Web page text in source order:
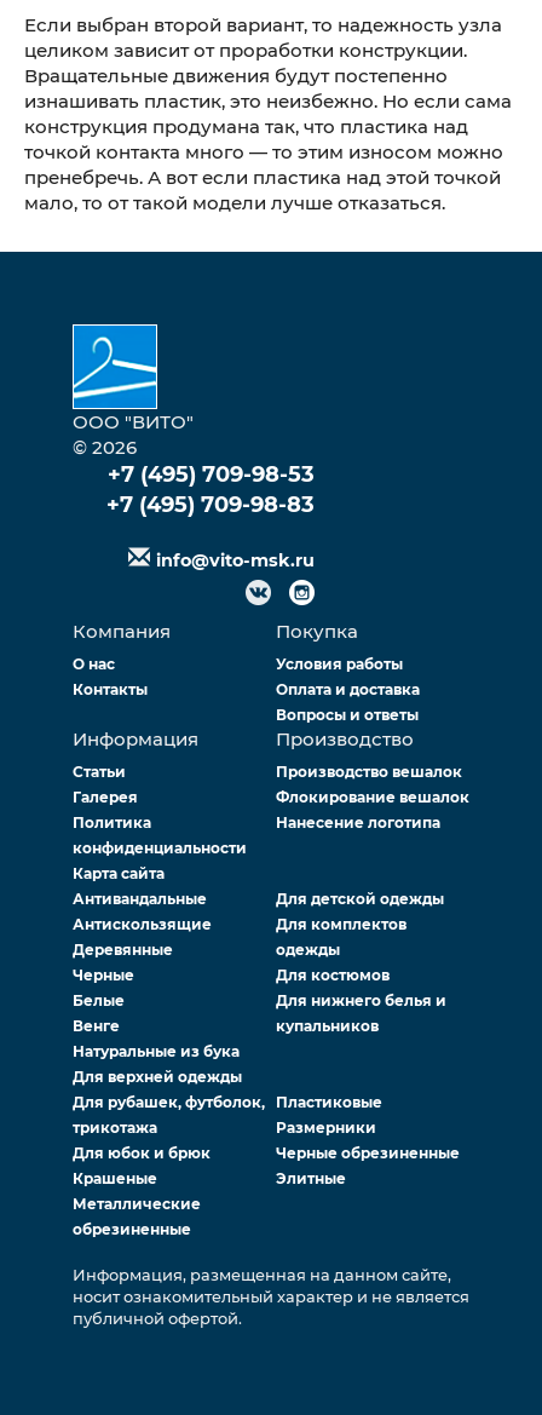
Если выбран второй вариант, то надежность узла
целиком зависит от проработки конструкции.
Вращательные движения будут постепенно
изнашивать пластик, это неизбежно. Но если сама
конструкция продумана так, что пластика над
точкой контакта много — то этим износом можно
пренебречь. А вот если пластика над этой точкой
мало, то от такой модели лучше отказаться.
ООО "ВИТО"
© 2026
Компания
О нас
Контакты
Покупка
Условия работы
Оплата и доставка
Вопросы и ответы
Информация
Статьи
Галерея
Политика
конфиденциальности
Карта сайта
Производство
Производство вешалок
Флокирование вешалок
Нанесение логотипа
Антивандальные
Антискользящие
Деревянные
Черные
Белые
Венге
Натуральные из бука
Для верхней одежды
Для детской одежды
Для комплектов
одежды
Для костюмов
Для нижнего белья и
купальников
Для рубашек, футболок,
трикотажа
Для юбок и брюк
Крашеные
Металлические
обрезиненные
Пластиковые
Размерники
Черные обрезиненные
Элитные
+7 (495) 709-98-53
+7 (495) 709-98-83
info@vito-msk.ru
Информация, размещенная на данном сайте,
носит ознакомительный характер и не является
публичной офертой.